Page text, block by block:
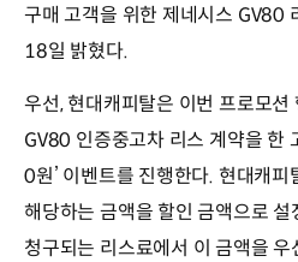
구매 고객을 위한 제네시스 GV80
18일 밝혔다.
우선, 현대캐피탈은 이번 프로모션
GV80 인증중고차 리스 계약을 한
0원’ 이벤트를 진행한다. 현대캐
해당하는 금액을 할인 금액으로
청구되는 리스료에서 이 금액을